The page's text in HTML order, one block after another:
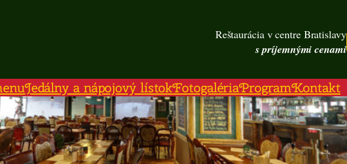
Reštaurácia v centre Bratislavy
s príjemnými cenami
Jedálny a nápojový lístokFotogalériaProgramKontakt